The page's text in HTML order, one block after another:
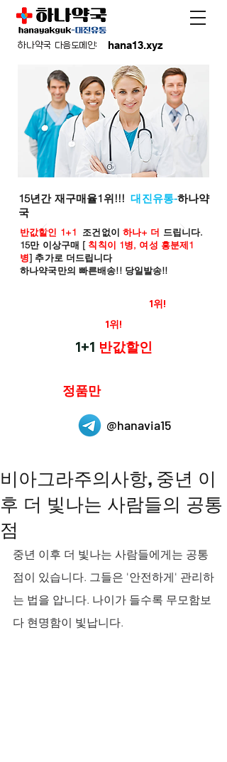
hana13.xyz
하나약국 다음도메인:
15년간 재구매율1위!!!대진유통-하나약
국
반값할인 1+1 조건없이 하나+ 더 드립니다.
15만 이상구매 [ 칙칙이 1병, 여성 흥분제1
병] 추가로 더드립니다
하나약국만의 빠른배송!! 당일발송!!
1위!
1위!
1+1 반값할인
정품만
@hanavia15
비아그라주의사항, 중년 이
후 더 빛나는 사람들의 공통
점
중년 이후 더 빛나는 사람들에게는 공통
점이 있습니다. 그들은 '안전하게' 관리하
는 법을 압니다. 나이가 들수록 무모함보
다 현명함이 빛납니다.